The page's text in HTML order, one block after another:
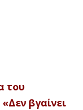
του
βγαίνει